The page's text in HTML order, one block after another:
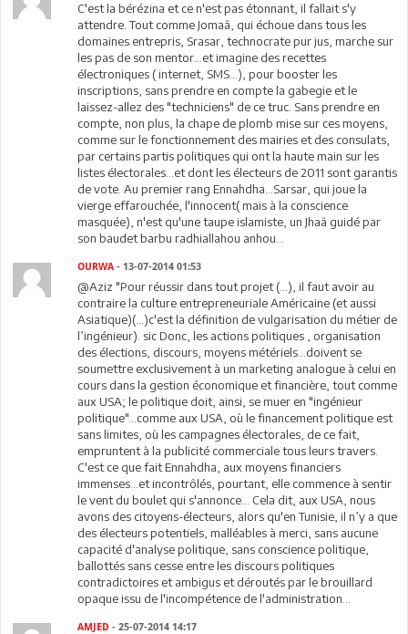
C'est la bérézina et ce n'est pas étonnant, il fallait s'y
attendre. Tout comme Jomaâ, qui échoue dans tous les
domaines entrepris, Srasar, technocrate pur jus, marche sur
les pas de son mentor...et imagine des recettes
électroniques ( internet, SMS...), pour booster les
inscriptions, sans prendre en compte la gabegie et le
laissez-allez des "techniciens" de ce truc. Sans prendre en
compte, non plus, la chape de plomb mise sur ces moyens,
comme sur le fonctionnement des mairies et des consulats,
par certains partis politiques qui ont la haute main sur les
listes électorales...et dont les électeurs de 2011 sont garantis
de vote. Au premier rang Ennahdha...Sarsar, qui joue la
vierge effarouchée, l'innocent( mais à la conscience
masquée), n'est qu'une taupe islamiste, un Jhaâ guidé par
son baudet barbu radhiallahou anhou...
OURWA - 13-07-2014 01:53
@Aziz "Pour réussir dans tout projet (...), il faut avoir au
contraire la culture entrepreneuriale Américaine (et aussi
Asiatique)(...)c'est la définition de vulgarisation du métier de
l’ingénieur). sic Donc, les actions politiques , organisation
des élections, discours, moyens métériels...doivent se
soumettre exclusivement à un marketing analogue à celui en
cours dans la gestion économique et financière, tout comme
aux USA; le politique doit, ainsi, se muer en "ingénieur
politique"...comme aux USA, où le financement politique est
sans limites, où les campagnes électorales, de ce fait,
empruntent à la publicité commerciale tous leurs travers.
C'est ce que fait Ennahdha, aux moyens financiers
immenses...et incontrôlés, pourtant, elle commence à sentir
le vent du boulet qui s'annonce... Cela dit, aux USA, nous
avons des citoyens-électeurs, alors qu'en Tunisie, il n’y a que
des électeurs potentiels, malléables à merci, sans aucune
capacité d'analyse politique, sans conscience politique,
ballottés sans cesse entre les discours politiques
contradictoires et ambigus et déroutés par le brouillard
opaque issu de l'incompétence de l'administration...
AMJED - 25-07-2014 14:17